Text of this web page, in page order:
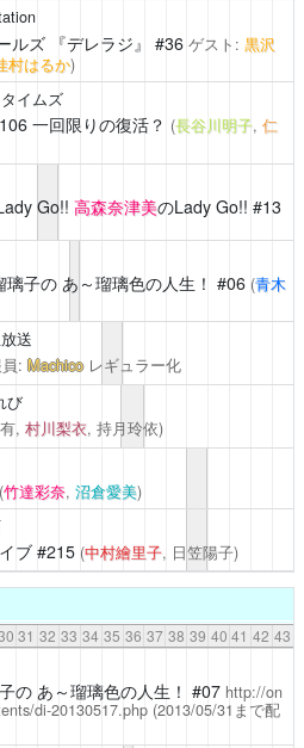
ルズ 『デレラジ』 #36 ゲスト: 黒沢
村はるか)
イムズ
一回限りの復活？ (長谷川明子, 仁
Go!! 高森奈津美のLady Go!! #13
子の あ～瑠璃色の人生！ #06 (青木
送
: Machicoレギュラー化
び
, 村川梨衣, 持月玲依)
(竹達彩奈, 沼倉愛美)
ブ#215 (中村繪里子, 日笠陽子)
31 32 33 34 35 36 37 38 39 40 41 42 43
の あ～瑠璃色の人生！ #07 http://on
di-20130517.php(2013/05/31まで配